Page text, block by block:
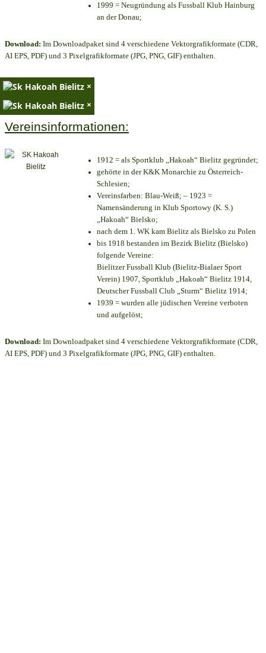
1999 = Neugründung als Fussball Klub Hainburg
an der Donau;
Download: Im Downloadpaket sind 4 verschiedene Vektorgrafikformate (CDR,
AI EPS, PDF) und 3 Pixelgrafikformate (JPG, PNG, GIF) enthalten.
×
×
Vereinsinformationen:
1912 = als Sportklub „Hakoah“ Bielitz gegründet;
gehörte in der K&K Monarchie zu Österreich-
Schlesien;
Vereinsfarben: Blau-Weiß; – 1923 =
Namensänderung in Klub Sportowy (K. S.)
„Hakoah“ Bielsko;
nach dem 1. WK kam Bielitz als Bielsko zu Polen
bis 1918 bestanden im Bezirk Bielitz (Bielsko)
folgende Vereine:
Bielitzer Fussball Klub (Bielitz-Bialaer Sport
Verein) 1907, Sportklub „Hakoah“ Bielitz 1914,
Deutscher Fussball Club „Sturm“ Bielitz 1914;
1939 = wurden alle jüdischen Vereine verboten
und aufgelöst;
Download: Im Downloadpaket sind 4 verschiedene Vektorgrafikformate (CDR,
AI EPS, PDF) und 3 Pixelgrafikformate (JPG, PNG, GIF) enthalten.